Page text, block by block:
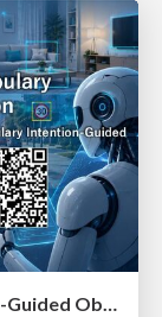
[MIRU26] Open-Vocabulary Intention-Guided Object Detection in Diverse Scenes